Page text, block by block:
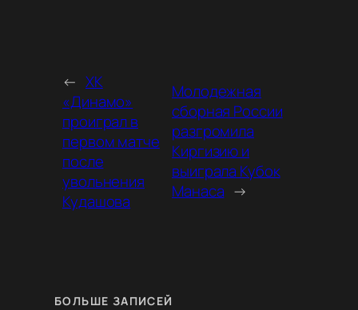
← ХК
«Динамо»
проиграл в
первом матче
после
увольнения
Кудашова
Молодежная
сборная России
разгромила
Киргизию и
выиграла Кубок
Манаса →
БОЛЬШЕ ЗАПИСЕЙ